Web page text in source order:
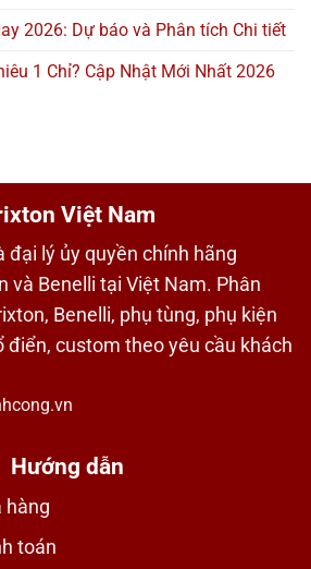
2026: Dự báo và Phân tích Chi tiết
1 Chỉ? Cập Nhật Mới Nhất 2026
Việt Nam
đại lý ủy quyền chính hãng
và Benelli tại Việt Nam. Phân
Benelli, phụ tùng, phụ kiện
điển, custom theo yêu cầu khách
Hướng dẫn
hàng
toán